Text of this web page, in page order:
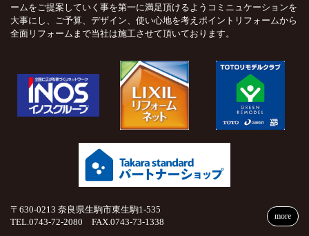
ームをご提案していく事を第一に満足頂けるようコミニュケーションを
大事にし、ご予算、デザイン、使い心地を考えポイントリフォームから
全面リフォームまで当社は施工させて頂いております。
〒630-0213 奈良県生駒市東生駒1-535
TEL.0743-72-2080 FAX.0743-73-1338
more